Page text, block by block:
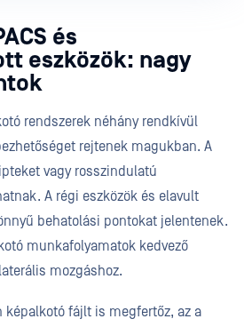
és
eszközök: nagy
rendszerek néhány rendkívül
rejtenek magukban. A
vagy rosszindulatú
A régi eszközök és elavult
behatolási pontokat jelentenek.
munkafolyamatok kedvező
mozgáshoz.
képalkotó fájlt is megfertőz, az a